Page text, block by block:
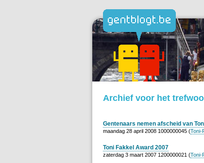
Archief voor het
Gentenaars nemen afscheid van
maandag 28 april 2008 1000000045 (Toni-
Toni Fakkel Award 2007
zaterdag 3 maart 2007 1200000021 (Toni-